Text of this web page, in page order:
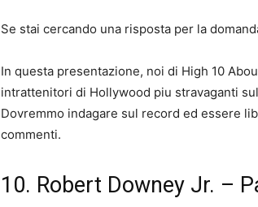
Se stai cercando una risposta per la
In questa presentazione, noi di High 10
intrattenitori di Hollywood piu stravaganti
Dovremmo indagare sul record ed essere
commenti.
10. Robert Downey Jr. –